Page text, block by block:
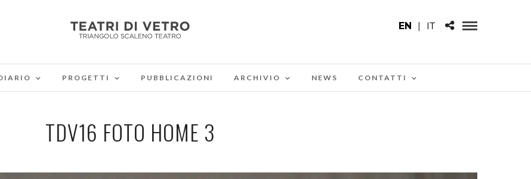
EN | IT
PROGETTI PUBBLICAZIONI ARCHIVIO NEWS CONTATTI
TDV16 FOTO HOME 3